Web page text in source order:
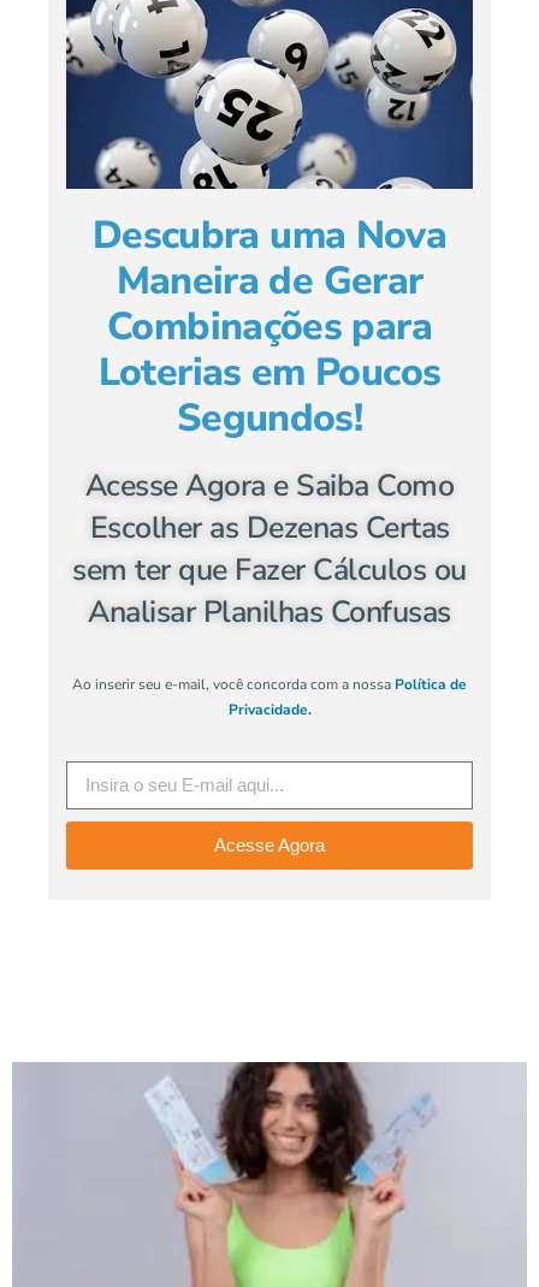
Descubra uma Nova
Maneira de Gerar
Combinações para
Loterias em Poucos
Segundos!
Acesse Agora e Saiba Como
Escolher as Dezenas Certas
sem ter que Fazer Cálculos ou
Analisar Planilhas Confusas
Ao inserir seu e-mail, você concorda com a nossa Política de
Privacidade.
Acesse Agora